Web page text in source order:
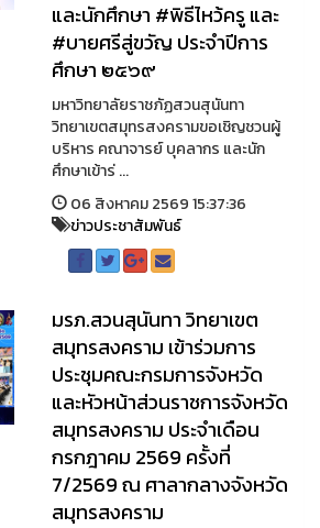
และนักศึกษา #พิธีไหว้ครู และ
#บายศรีสู่ขวัญ ประจำปีการ
ศึกษา ๒๕๖๙
มหาวิทยาลัยราชภัฏสวนสุนันทา
วิทยาเขตสมุทรสงครามขอเชิญชวนผู้
บริหาร คณาจารย์ บุคลากร และนัก
ศึกษาเข้าร่ ...
06 สิงหาคม 2569 15:37:36
ข่าวประชาสัมพันธ์
มรภ.สวนสุนันทา วิทยาเขต
สมุทรสงคราม เข้าร่วมการ
ประชุมคณะกรมการจังหวัด
และหัวหน้าส่วนราชการจังหวัด
สมุทรสงคราม ประจำเดือน
กรกฎาคม 2569 ครั้งที่
7/2569 ณ ศาลากลางจังหวัด
สมุทรสงคราม